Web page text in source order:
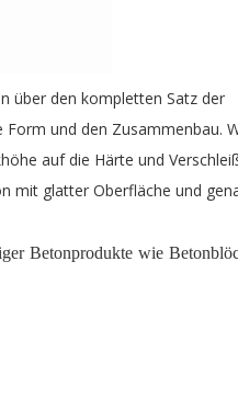
über den kompletten Satz der
und den Zusammenbau.
auf die Härte und
mit glatter Oberfläche und
Betonprodukte wie